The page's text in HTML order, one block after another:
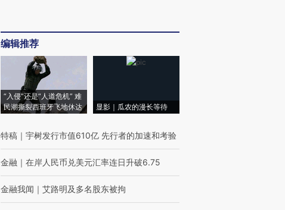
编辑推荐
“入侵”还是“人道危机” 难
民潮撕裂西班牙飞地休达
显影｜瓜农的漫长等待
特稿 ｜ 宇树发行市值610亿 先行者的加速和考验
金融 ｜ 在岸人民币兑美元汇率连日升破6.75
金融我闻 ｜ 艾路明及多名股东被拘